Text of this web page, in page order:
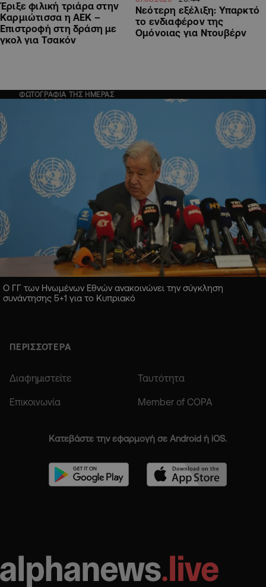
Έριξε φιλική τριάρα στην
Καρμιώτισσα η ΑΕΚ –
Επιστροφή στη δράση με
γκολ για Τσακόν
Νεότερη εξέλιξη: Υπαρκτό
το ενδιαφέρον της
Ομόνοιας για Ντουβέρν
ΦΩΤΟΓΡΑΦΙΑ ΤΗΣ ΗΜΕΡΑΣ
Ο ΓΓ των Ηνωμένων Εθνών ανακοινώνει την σύγκληση
συνάντησης 5+1 για το Κυπριακό
ΠΕΡΙΣΣΟΤΕΡΑ
Διαφημιστείτε Ταυτότητα
Επικοινωνία Member of COPA
Κατεβάστε την εφαρμογή σε Android ή iOS.